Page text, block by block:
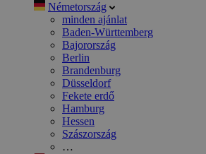
Németország
minden ajánlat
Baden-Württemberg
Bajorország
Berlin
Brandenburg
Düsseldorf
Fekete erdő
Hamburg
Hessen
Szászország
…